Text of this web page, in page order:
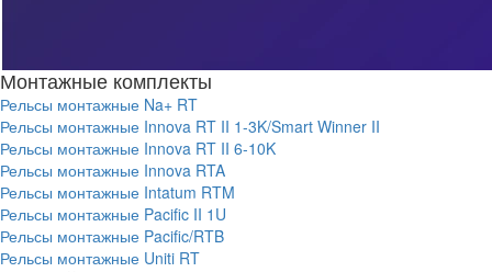
Монтажные комплекты
Рельсы монтажные Na+ RT
Рельсы монтажные Innova RT II 1-3K/Smart Winner II
Рельсы монтажные Innova RT II 6-10K
Рельсы монтажные Innova RTA
Рельсы монтажные Intatum RTM
Рельсы монтажные Pacific II 1U
Рельсы монтажные Pacific/RTB
Рельсы монтажные Uniti RT